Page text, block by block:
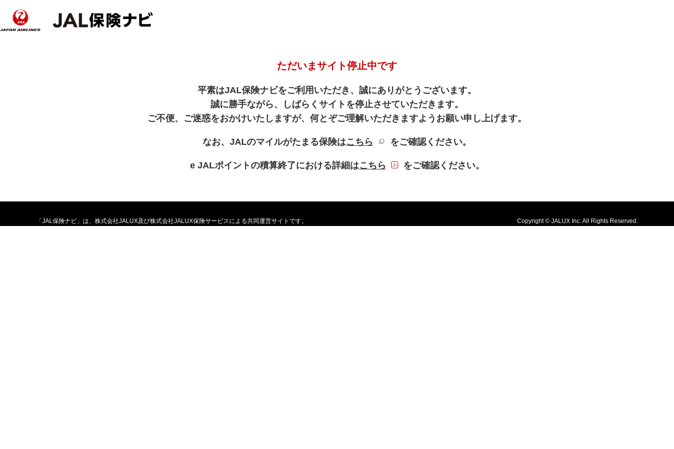
ただいまサイト停止中です
平素はJAL保険ナビをご利用いただき、誠にありがとうございます。
誠に勝手ながら、しばらくサイトを停止させていただきます。
ご不便、ご迷惑をおかけいたしますが、何とぞご理解いただきますようお願い申し上げます。
なお、JALのマイルがたまる保険はこちら 新規ウィンドウを開きます
をご確認ください。
e JALポイントの積算終了における詳細はこちら PDFファイルが新規ウィンドウで開きます
をご確認ください。
「JAL保険ナビ」は、株式会社JALUX及び株式会社JALUX保険サービスによる共同運営サイトです。 Copyright © JALUX Inc. All Rights Reserved.